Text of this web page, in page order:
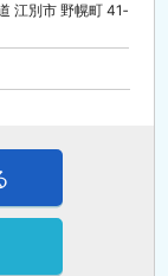
江別市 野幌町 41‐